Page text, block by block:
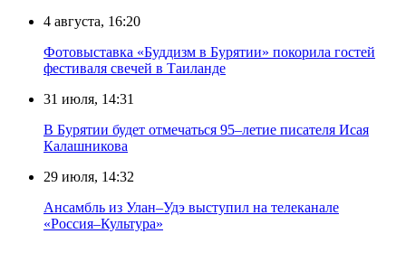
4 августа, 16:20
Фотовыставка «Буддизм в Бурятии» покорила гостей
фестиваля свечей в Таиланде
31 июля, 14:31
В Бурятии будет отмечаться 95–летие писателя Исая
Калашникова
29 июля, 14:32
Ансамбль из Улан–Удэ выступил на телеканале
«Россия–Культура»